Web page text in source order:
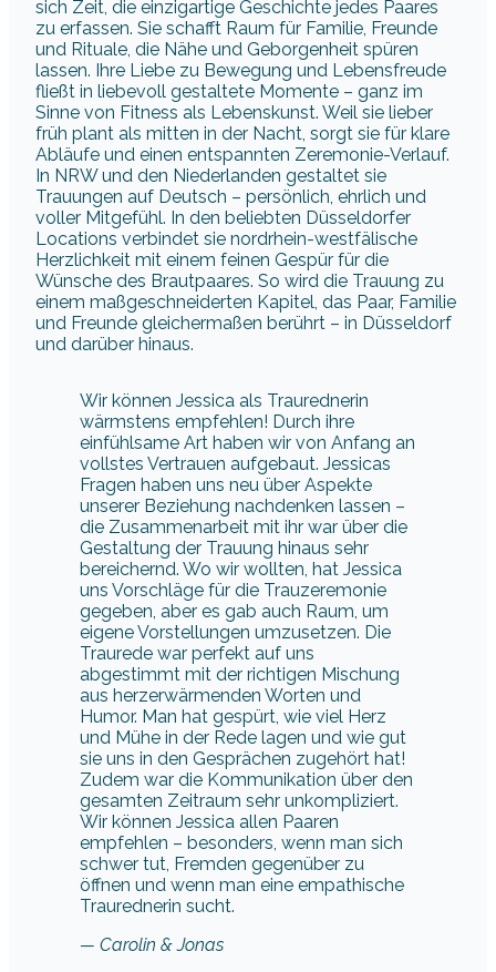
sich Zeit, die einzigartige Geschichte jedes Paares
zu erfassen. Sie schafft Raum für Familie, Freunde
und Rituale, die Nähe und Geborgenheit spüren
lassen. Ihre Liebe zu Bewegung und Lebensfreude
fließt in liebevoll gestaltete Momente – ganz im
Sinne von Fitness als Lebenskunst. Weil sie lieber
früh plant als mitten in der Nacht, sorgt sie für klare
Abläufe und einen entspannten Zeremonie-Verlauf.
In NRW und den Niederlanden gestaltet sie
Trauungen auf Deutsch – persönlich, ehrlich und
voller Mitgefühl. In den beliebten Düsseldorfer
Locations verbindet sie nordrhein-westfälische
Herzlichkeit mit einem feinen Gespür für die
Wünsche des Brautpaares. So wird die Trauung zu
einem maßgeschneiderten Kapitel, das Paar, Familie
und Freunde gleichermaßen berührt – in Düsseldorf
und darüber hinaus.
Wir können Jessica als Traurednerin
wärmstens empfehlen! Durch ihre
einfühlsame Art haben wir von Anfang an
vollstes Vertrauen aufgebaut. Jessicas
Fragen haben uns neu über Aspekte
unserer Beziehung nachdenken lassen –
die Zusammenarbeit mit ihr war über die
Gestaltung der Trauung hinaus sehr
bereichernd. Wo wir wollten, hat Jessica
uns Vorschläge für die Trauzeremonie
gegeben, aber es gab auch Raum, um
eigene Vorstellungen umzusetzen. Die
Traurede war perfekt auf uns
abgestimmt mit der richtigen Mischung
aus herzerwärmenden Worten und
Humor. Man hat gespürt, wie viel Herz
und Mühe in der Rede lagen und wie gut
sie uns in den Gesprächen zugehört hat!
Zudem war die Kommunikation über den
gesamten Zeitraum sehr unkompliziert.
Wir können Jessica allen Paaren
empfehlen – besonders, wenn man sich
schwer tut, Fremden gegenüber zu
öffnen und wenn man eine empathische
Traurednerin sucht.
— Carolin & Jonas